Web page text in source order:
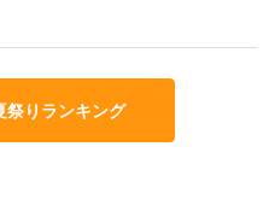
祭りランキング